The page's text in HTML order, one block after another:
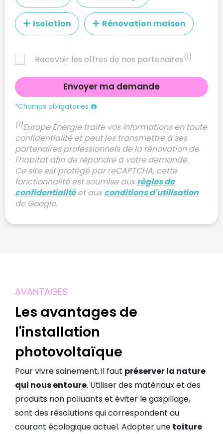
Isolation Rénovation maison
Recevoir les offres de nos partenaires(1)
*Champs obligatoires
(1)Europe Énergie traite vos informations en toute
confidentialité et peut les transmettre à ses
partenaires professionnels de la rénovation de
l'habitat afin de répondre à votre demande.
Ce site est protégé par reCAPTCHA, cette
fonctionnalité est soumise auxrègles de
confidentialitéet auxconditions d'utilisation
de Google.
AVANTAGES
Les avantages de
l'installation
photovoltaïque
Pour vivre sainement, il faut préserver la nature
qui nous entoure. Utiliser des matériaux et des
produits non polluants et éviter le gaspillage,
sont des résolutions qui correspondent au
courant écologique actuel. Adopter unetoiture